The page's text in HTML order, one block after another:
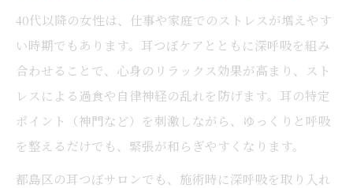
40代以降の女性は、仕事や家庭でのストレスが増えやす
い時期でもあります。耳つぼケアとともに深呼吸を組み
合わせることで、心身のリラックス効果が高まり、スト
レスによる過食や自律神経の乱れを防げます。耳の特定
ポイント（神門など）を刺激しながら、ゆっくりと呼吸
を整えるだけでも、緊張が和らぎやすくなります。
都島区の耳つぼサロンでも、施術時に深呼吸を取り入れ